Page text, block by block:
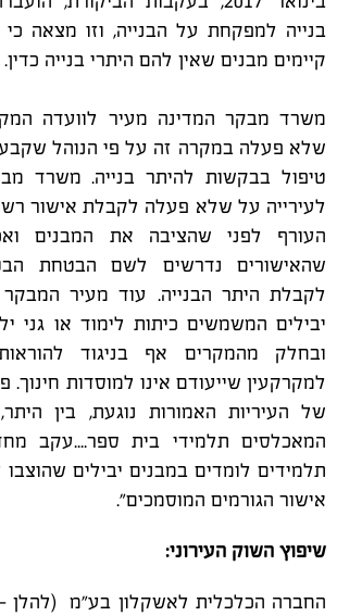
בנייה למפקחת על הבנייה, וזו מצאה
קיימים מבנים שאין להם היתרי בנייה כדין.
משרד מבקר המדינה מעיר לוועדה
שלא פעלה במקרה זה על פי הנוהל
טיפול בבקשות להיתר בנייה. משרד
לעירייה על שלא פעלה לקבלת אישור
העורף לפני שהציבה את המבנים
שהאישורים נדרשים לשם הבטחת
לקבלת היתר הבנייה. עוד מעיר המבקר
יבילים המשמשים כיתות לימוד או גני
ובחלק מהמקרים אף בניגוד
למקרקעין שייעודם אינו למוסדות חינוך.
של העיריות האמורות נוגעת, בין
המאכלסים תלמידי בית ספר....עקב
תלמידים לומדים במבנים יבילים
אישור הגורמים המוסמכים".
שיפוץ השוק העירוני:
החברה הכלכלית לאשקלון בע"מ (להלן